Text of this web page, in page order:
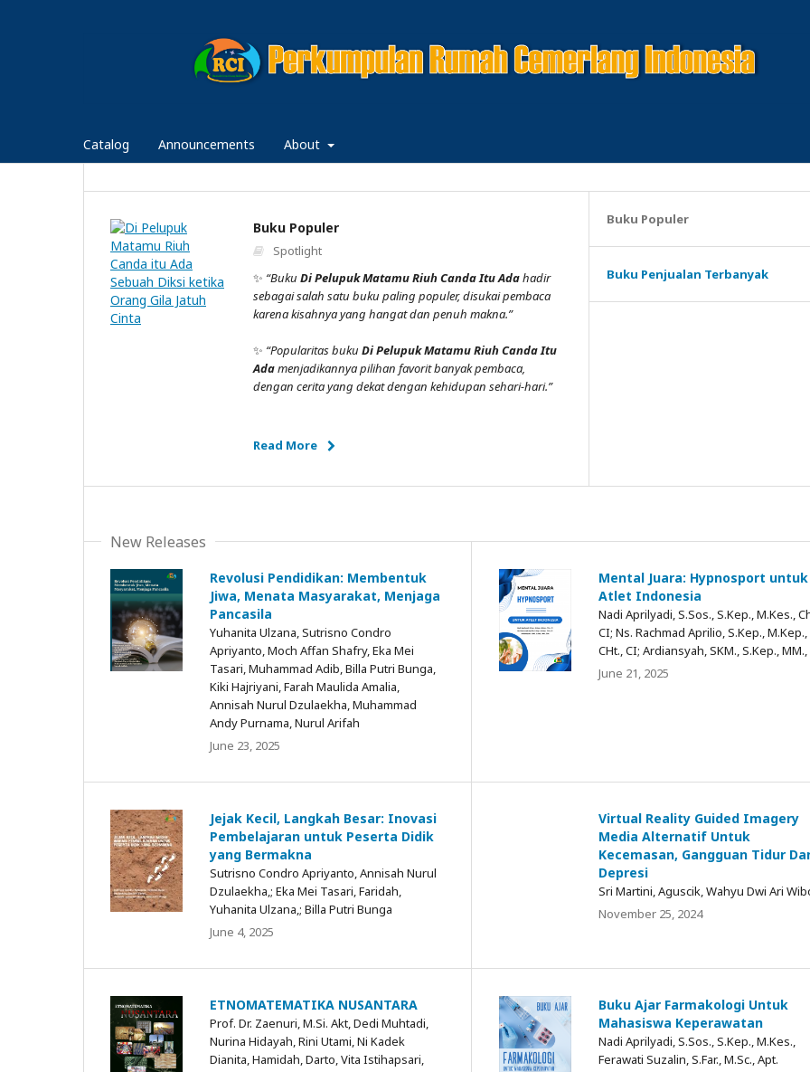
Catalog Announcements About
Buku Populer
Buku Penjualan Terbanyak
Buku Populer
Spotlight
✨ “Buku Di Pelupuk Matamu Riuh Canda Itu Adahadir
sebagai salah satu buku paling populer, disukai pembaca
karena kisahnya yang hangat dan penuh makna.”
✨ “Popularitas buku Di Pelupuk Matamu Riuh Canda Itu
Adamenjadikannya pilihan favorit banyak pembaca,
dengan cerita yang dekat dengan kehidupan sehari-hari.”
Read More
New Releases
Revolusi Pendidikan: Membentuk
Jiwa, Menata Masyarakat, Menjaga
Pancasila
Yuhanita Ulzana, Sutrisno Condro
Apriyanto, Moch Affan Shafry, Eka Mei
Tasari, Muhammad Adib, Billa Putri Bunga,
Kiki Hajriyani, Farah Maulida Amalia,
Annisah Nurul Dzulaekha, Muhammad
Andy Purnama, Nurul Arifah
June 23, 2025
Mental Juara: Hypnosport untuk
Atlet Indonesia
Nadi Aprilyadi, S.Sos., S.Kep., M.Kes.,
CI; Ns. Rachmad Aprilio, S.Kep., M.Kep.,
CHt., CI; Ardiansyah, SKM., S.Kep., MM.,
June 21, 2025
Jejak Kecil, Langkah Besar: Inovasi
Pembelajaran untuk Peserta Didik
yang Bermakna
Sutrisno Condro Apriyanto, Annisah Nurul
Dzulaekha,; Eka Mei Tasari, Faridah,
Yuhanita Ulzana,; Billa Putri Bunga
June 4, 2025
Virtual Reality Guided Imagery
Media Alternatif Untuk
Kecemasan, Gangguan Tidur
Depresi
Sri Martini, Aguscik, Wahyu Dwi Ari
November 25, 2024
ETNOMATEMATIKA NUSANTARA
Prof. Dr. Zaenuri, M.Si. Akt, Dedi Muhtadi,
Nurina Hidayah, Rini Utami, Ni Kadek
Dianita, Hamidah, Darto, Vita Istihapsari,
Buku Ajar Farmakologi Untuk
Mahasiswa Keperawatan
Nadi Aprilyadi, S.Sos., S.Kep., M.Kes.,
Ferawati Suzalin, S.Far., M.Sc., Apt.